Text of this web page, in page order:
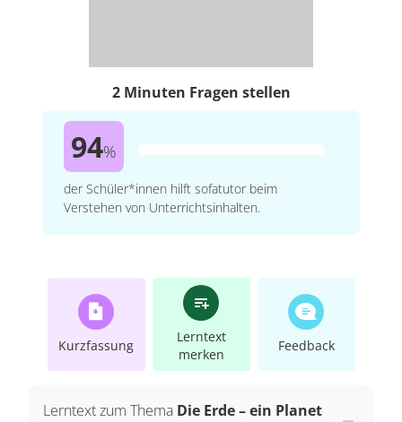
2 Minuten Fragen stellen
94%
der Schüler*innen hilft sofatutor beim
Verstehen von Unterrichtsinhalten.
Kurzfassung
Lerntext
merken
Feedback
Lerntext zum Thema Die Erde – ein Planet